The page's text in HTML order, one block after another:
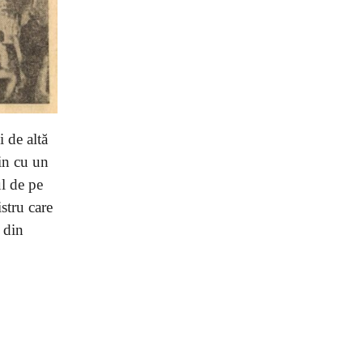
de altă
cu un
de pe
care
din